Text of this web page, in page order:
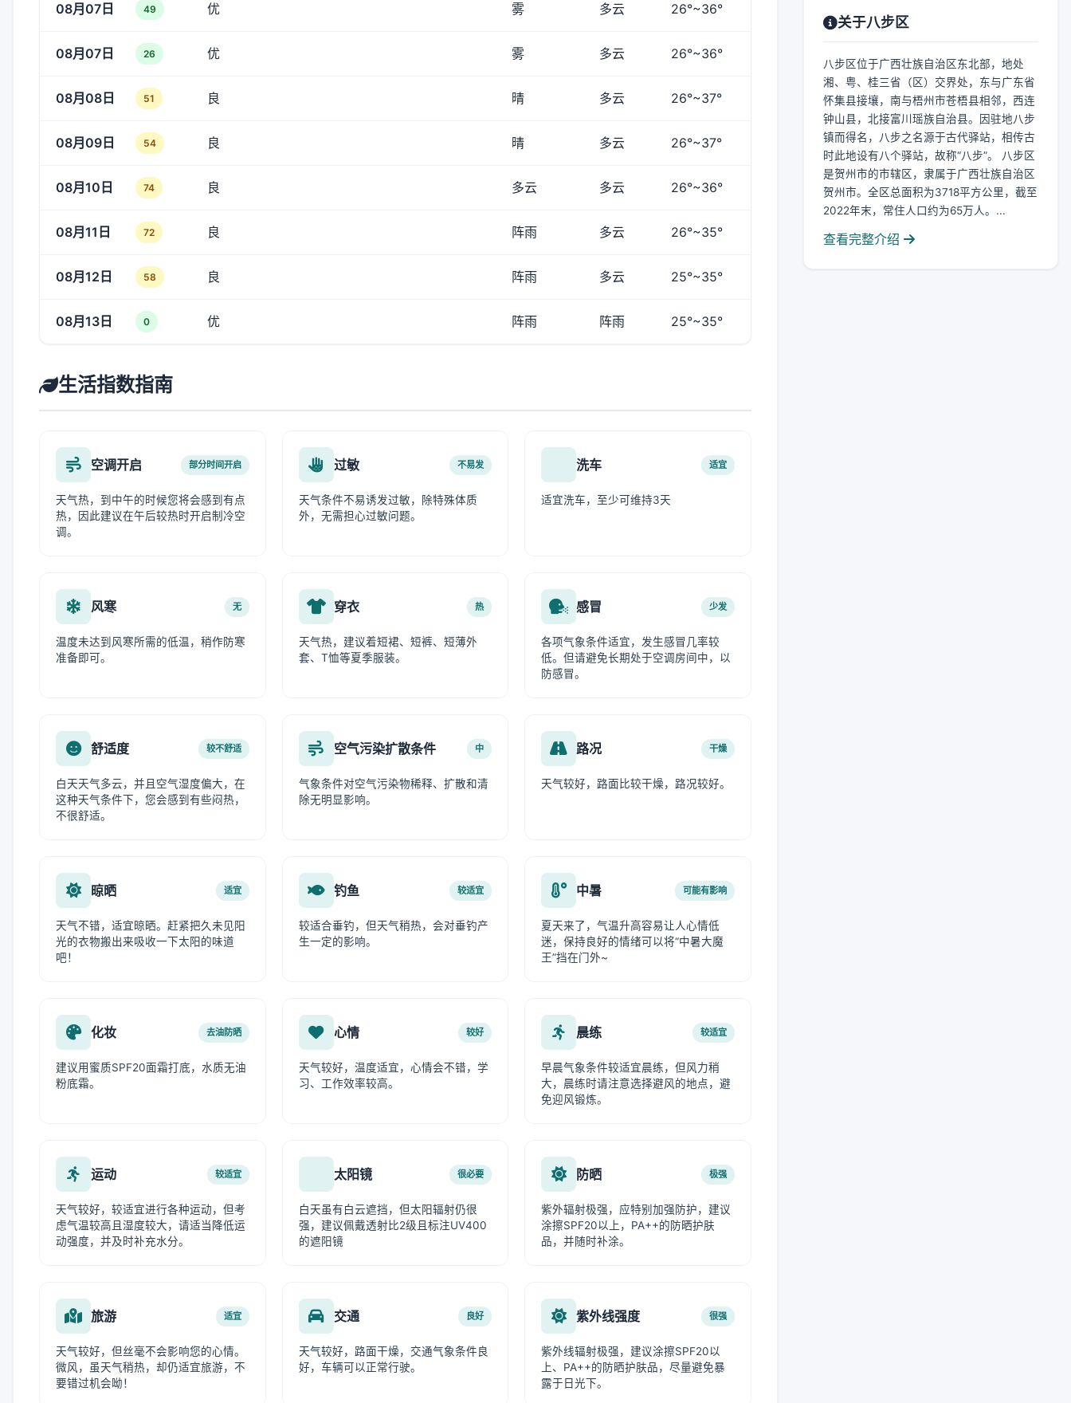
08月07日 49 优 雾 多云 26°~36°
08月07日 26 优 雾 多云 26°~36°
08月08日 51 良 晴 多云 26°~37°
08月09日 54 良 晴 多云 26°~37°
08月10日 74 良 多云 多云 26°~36°
08月11日 72 良 阵雨 多云 26°~35°
08月12日 58 良 阵雨 多云 25°~35°
08月13日 0 优 阵雨 阵雨 25°~35°
生活指数指南
空调开启 部分时间开启
天气热，到中午的时候您将会感到有点
热，因此建议在午后较热时开启制冷空
调。
过敏 不易发
天气条件不易诱发过敏，除特殊体质
外，无需担心过敏问题。
洗车 适宜
适宜洗车，至少可维持3天
风寒 无
温度未达到风寒所需的低温，稍作防寒
准备即可。
穿衣 热
天气热，建议着短裙、短裤、短薄外
套、T恤等夏季服装。
感冒 少发
各项气象条件适宜，发生感冒几率较
低。但请避免长期处于空调房间中，以
防感冒。
舒适度 较不舒适
白天天气多云，并且空气湿度偏大，在
这种天气条件下，您会感到有些闷热，
不很舒适。
空气污染扩散条件 中
气象条件对空气污染物稀释、扩散和清
除无明显影响。
路况 干燥
天气较好，路面比较干燥，路况较好。
晾晒 适宜
天气不错，适宜晾晒。赶紧把久未见阳
光的衣物搬出来吸收一下太阳的味道
吧！
钓鱼 较适宜
较适合垂钓，但天气稍热，会对垂钓产
生一定的影响。
中暑 可能有影响
夏天来了，气温升高容易让人心情低
迷，保持良好的情绪可以将“中暑大魔
王”挡在门外~
化妆 去油防晒
建议用蜜质SPF20面霜打底，水质无油
粉底霜。
心情 较好
天气较好，温度适宜，心情会不错，学
习、工作效率较高。
晨练 较适宜
早晨气象条件较适宜晨练，但风力稍
大，晨练时请注意选择避风的地点，避
免迎风锻炼。
运动 较适宜
天气较好，较适宜进行各种运动，但考
虑气温较高且湿度较大，请适当降低运
动强度，并及时补充水分。
太阳镜 很必要
白天虽有白云遮挡，但太阳辐射仍很
强，建议佩戴透射比2级且标注UV400
的遮阳镜
防晒 极强
紫外辐射极强，应特别加强防护，建议
涂擦SPF20以上，PA++的防晒护肤
品，并随时补涂。
旅游 适宜
天气较好，但丝毫不会影响您的心情。
微风，虽天气稍热，却仍适宜旅游，不
要错过机会呦！
交通 良好
天气较好，路面干燥，交通气象条件良
好，车辆可以正常行驶。
紫外线强度 很强
紫外线辐射极强，建议涂擦SPF20以
上、PA++的防晒护肤品，尽量避免暴
露于日光下。
关于八步区
八步区位于广西壮族自治区东北部，地处
湘、粤、桂三省（区）交界处，东与广东省
怀集县接壤，南与梧州市苍梧县相邻，西连
钟山县，北接富川瑶族自治县。因驻地八步
镇而得名，八步之名源于古代驿站，相传古
时此地设有八个驿站，故称“八步”。 八步区
是贺州市的市辖区，隶属于广西壮族自治区
贺州市。全区总面积为3718平方公里，截至
2022年末，常住人口约为65万人。...
查看完整介绍